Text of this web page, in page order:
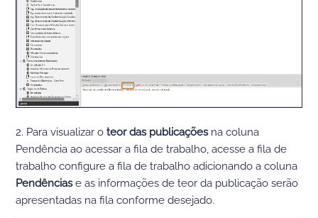
2. Para visualizar oteor das publicaçõesna coluna
Pendência ao acessar a fila de trabalho, acesse a fila de
trabalho configure a fila de trabalho adicionando a coluna
Pendênciase as informações de teor da publicação serão
apresentadas na fila conforme desejado.